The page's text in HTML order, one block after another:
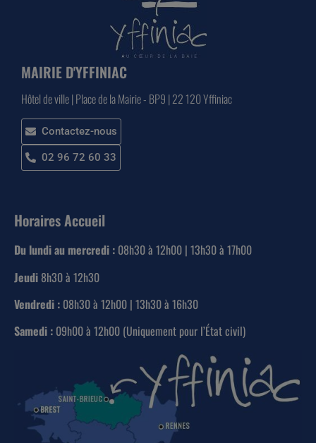
MAIRIE D'YFFINIAC
Hôtel de ville | Place de la Mairie - BP9 | 22 120 Yffiniac
Contactez-nous
02 96 72 60 33
Horaires Accueil
Du lundi au mercredi : 08h30 à 12h00 | 13h30 à 17h00
Jeudi 8h30 à 12h30
Vendredi : 08h30 à 12h00 | 13h30 à 16h30
Samedi : 09h00 à 12h00 (Uniquement pour l’État civil)